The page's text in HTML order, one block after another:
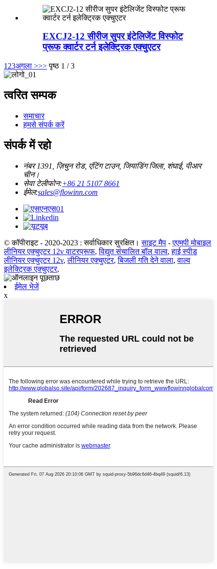
EXCJ2-12 सीरीज सुपर इंटेलिजेंट विस्फोट
प्रूफ क्वार्टर टर्न इलेक्ट्रिक एक्चुएटर
1 23अगला >>> पृष्ठ 1 / 3
त्वरित सम्पक
समाचार
हमसे संपर्क करें
संपर्क में रहो
नंबर 1391, ज़िचुन रोड, एंटिंग टाउन, जियाडिंग जिला, शंघाई, पीआर
चीन।
सेवा टेलीफोन:+86 21 5107 8661
ईमेल:sales@flowinn.com
© कॉपीराइट - 2020-2023 : सर्वाधिकार सुरक्षित। साइट मैप -एएमपी मोबाइल
लीनियर एक्चुएटर 12v वाटरप्रूफ,विद्युत संचालित बॉल वाल्व,हाई स्पीड
लीनियर एक्चुएटर 12v,लीनियर एक्चुएटर,बिजली गति देने वाला,वाल्व
इलेक्ट्रिक एक्चुएटर,
ईमेल भेजें
x